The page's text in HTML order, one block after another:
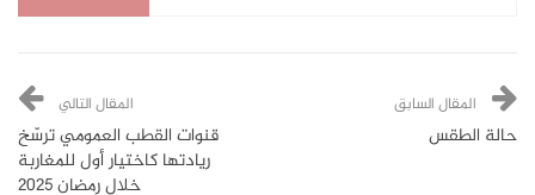
المقال السابق
حالة الطقس
المقال التالي
قنوات القطب العمومي ترسّخ
ريادتها كاختيار أول للمغاربة
خلال رمضان 2025‎